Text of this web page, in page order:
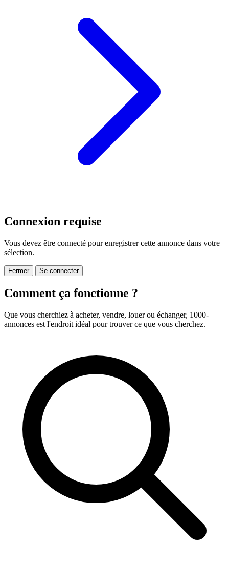
Connexion requise
Vous devez être connecté pour enregistrer cette annonce dans votre
sélection.
Fermer Se connecter
Comment ça fonctionne ?
Que vous cherchiez à acheter, vendre, louer ou échanger, 1000-
annonces est l'endroit idéal pour trouver ce que vous cherchez.